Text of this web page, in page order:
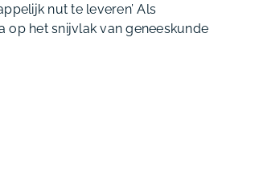
nut te leveren’ Als
op het snijvlak van geneeskunde